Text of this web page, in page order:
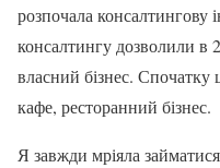
розпочала консалтингову
консалтингу дозволили в
власний бізнес. Спочатку
кафе, ресторанний бізнес.
Я завжди мріяла